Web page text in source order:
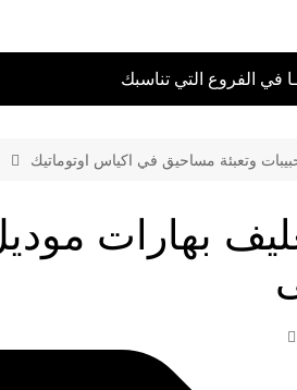
في الفروع التي تناسبك
وتعبئة مساحيق في اكياس اوتوماتيك